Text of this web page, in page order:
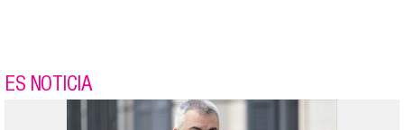
ES NOTICIA